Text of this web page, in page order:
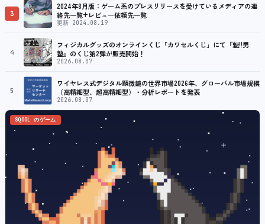
3
2024年8月版：ゲーム系のプレスリリースを受けているメディアの連
絡先一覧+レビュー依頼先一覧
更新 2024.08.19
4
フィジカルグッズのオンラインくじ「カワセルくじ」にて『魁!!男
塾』のくじ第2弾が販売開始！
2026.08.07
5
ワイヤレス式デジタル顕微鏡の世界市場2026年、グローバル市場規模
（高精細型、超高精細型）・分析レポートを発表
2026.08.07
SQOOL のゲーム